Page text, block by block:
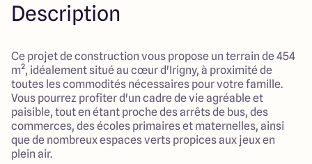
Description
Ce projet de construction vous propose un terrain de 454
m², idéalement situé au cœur d'Irigny, à proximité de
toutes les commodités nécessaires pour votre famille.
Vous pourrez profiter d'un cadre de vie agréable et
paisible, tout en étant proche des arrêts de bus, des
commerces, des écoles primaires et maternelles, ainsi
que de nombreux espaces verts propices aux jeux en
plein air.